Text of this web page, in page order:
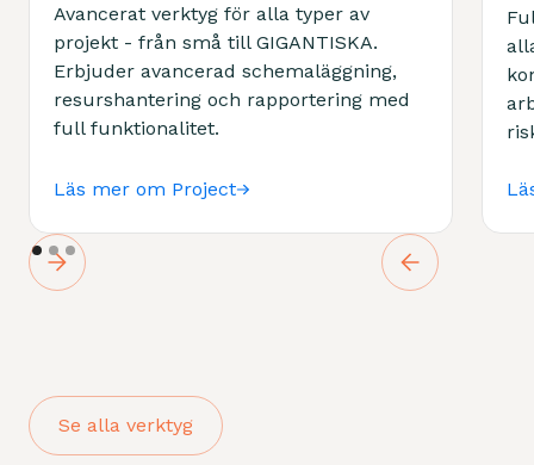
Avancerat verktyg för alla typer av
projekt - från små till GIGANTISKA.
Erbjuder avancerad schemaläggning,
resurshantering och rapportering med
full funktionalitet.
Läs mer om Project
Se alla verktyg